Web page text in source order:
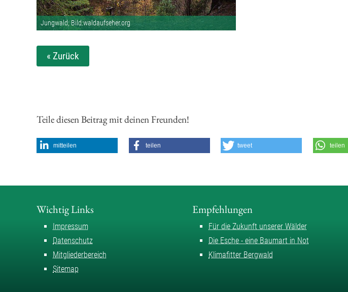
Jungwald; Bild:waldaufseher.org
« Zurück
Teile diesen Beitrag mit deinen Freunden!
mitteilen teilen tweet teilen
Wichtig Links
Impressum
Datenschutz
Mitgliederbereich
Sitemap
Empfehlungen
Für die Zukunft unserer Wälder
Die Esche - eine Baumart in Not
Klimafitter Bergwald